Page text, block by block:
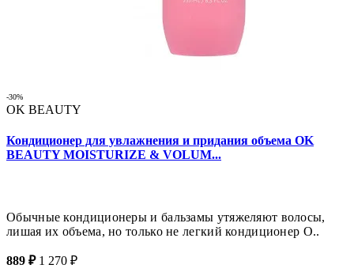
-30%
OK BEAUTY
Кондиционер для увлажнения и придания объема OK
BEAUTY MOISTURIZE & VOLUM...
Обычные кондиционеры и бальзамы утяжеляют волосы,
лишая их объема, но только не легкий кондиционер O..
889 ₽ 1 270 ₽